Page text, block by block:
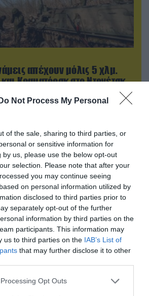
Do Not Process My Personal
of the sale, sharing to third parties, or
or sensitive information for
by us, please use the below opt-out
selection. Please note that after your
you may continue seeing
on personal information utilized by
disclosed to third parties prior to
separately opt-out of the further
information by third parties on the
participants. This information may
us to third parties on the IAB’s List of
that may further disclose it to other
website/app uses one or more Google
Opt Outs
απέχουν μόλις 5 χλμ.
Κραματόρσκ στο Ντονέτσκ
από τον ΣΚΑΪ – Ο λόγος της